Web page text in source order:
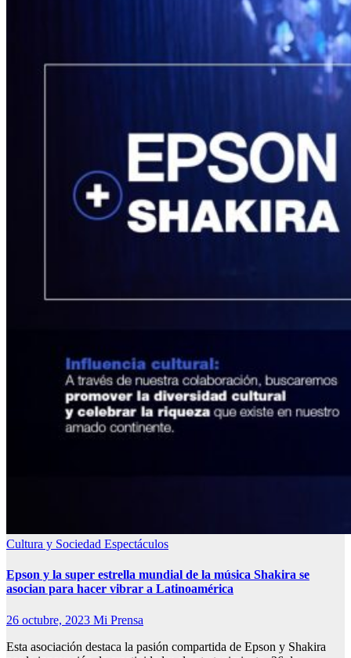
Cultura y Sociedad Espectáculos
Epson y la super estrella mundial de la música Shakira se
asocian para hacer vibrar a Latinoamérica
26 octubre, 2023 Mi Prensa
Esta asociación destaca la pasión compartida de Epson y Shakira